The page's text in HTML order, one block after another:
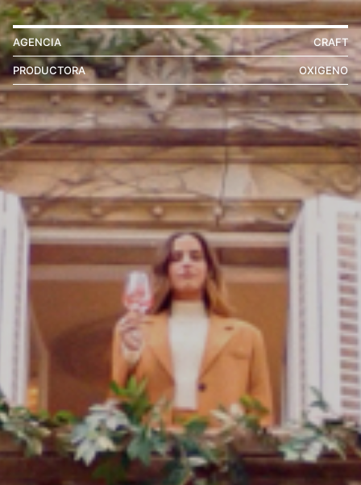
AGENCIA CRAFT
PRODUCTORA OXIGENO